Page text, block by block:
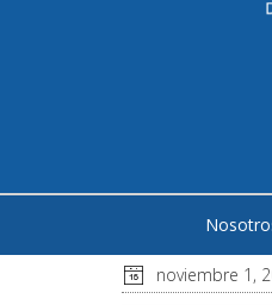
noviembre 1,